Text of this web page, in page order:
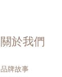
關於我們
品牌故事